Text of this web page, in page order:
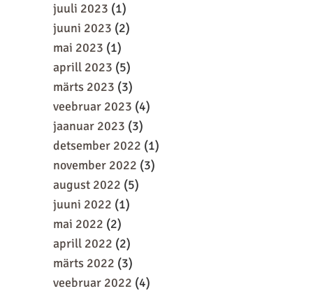
juuli 2023 (1)
juuni 2023 (2)
mai 2023 (1)
aprill 2023 (5)
märts 2023 (3)
veebruar 2023 (4)
jaanuar 2023 (3)
detsember 2022 (1)
november 2022 (3)
august 2022 (5)
juuni 2022 (1)
mai 2022 (2)
aprill 2022 (2)
märts 2022 (3)
veebruar 2022 (4)